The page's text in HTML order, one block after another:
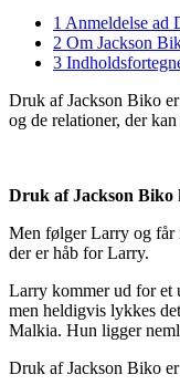
1 Anmeldelse ad
2 Om Jackson
3
Druk af Jackson Biko
og de relationer, der
Druk af Jackson Biko
Men følger Larry og får
der er håb for Larry.
Larry kommer ud for et
men heldigvis lykkes
Malkia. Hun ligger
Druk af Jackson Biko